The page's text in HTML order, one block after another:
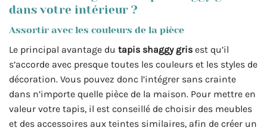
dans votre intérieur ?
Assortir avec les couleurs de la pièce
Le principal avantage du tapis shaggy gris est qu’il
s’accorde avec presque toutes les couleurs et les styles de
décoration. Vous pouvez donc l’intégrer sans crainte
dans n’importe quelle pièce de la maison. Pour mettre en
valeur votre tapis, il est conseillé de choisir des meubles
et des accessoires aux teintes similaires, afin de créer un